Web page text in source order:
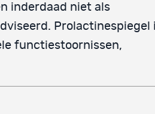
inderdaad niet als
Prolactinespiegel
functiestoornissen,